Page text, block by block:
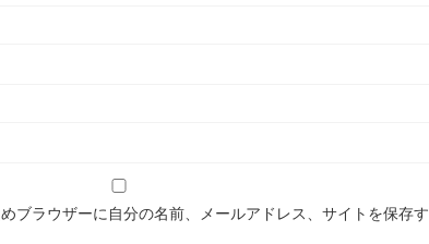
ブラウザーに自分の名前、メールアドレス、サイトを保存す